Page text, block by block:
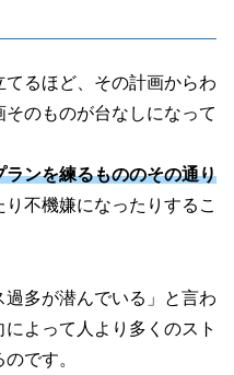
るほど、その計画からわ
のものが台なしになって
ランを練るもののその通り
り不機嫌になったりするこ
過多が潜んでいる」と言わ
よって人より多くのスト
です。